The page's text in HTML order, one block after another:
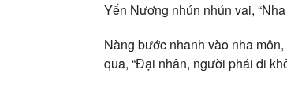
Yến Nương nhún nhún vai,
Nàng bước nhanh vào nha
qua, “Đại nhân, người phái đi